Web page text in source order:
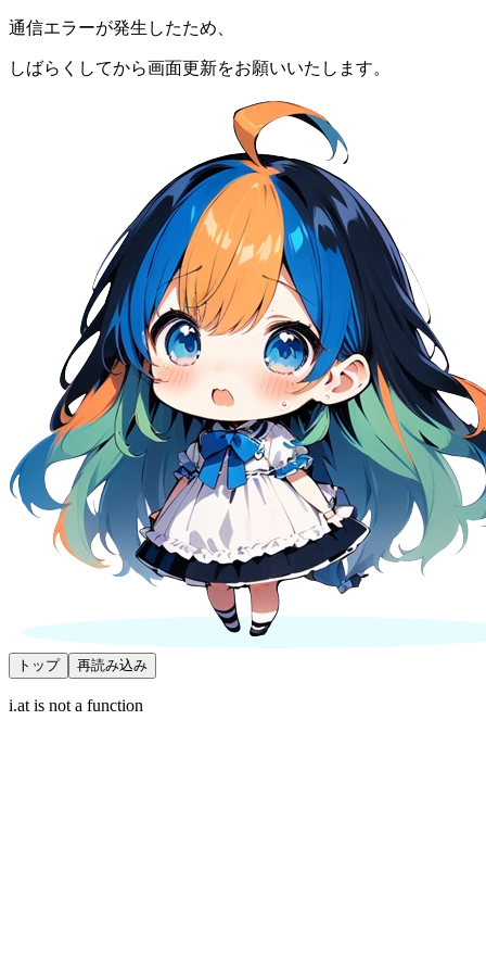
通信エラーが発生したため、
しばらくしてから画面更新をお願いいたします。
トップ 再読み込み
i.at is not a function